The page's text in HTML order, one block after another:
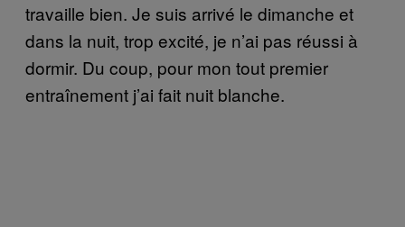
travaille bien. Je suis arrivé le dimanche et
dans la nuit, trop excité, je n’ai pas réussi à
dormir. Du coup, pour mon tout premier
entraînement j’ai fait nuit blanche.